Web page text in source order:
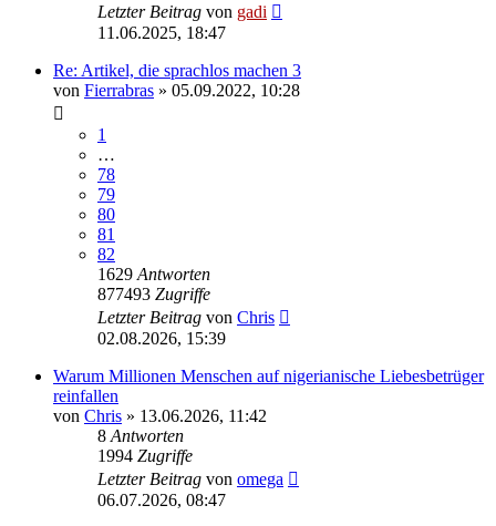
Letzter Beitrag von gadi
11.06.2025, 18:47
Re: Artikel, die sprachlos machen 3
von Fierrabras » 05.09.2022, 10:28
1
…
78
79
80
81
82
1629 Antworten
877493 Zugriffe
Letzter Beitrag von Chris
02.08.2026, 15:39
Warum Millionen Menschen auf nigerianische Liebesbetrüger
reinfallen
von Chris » 13.06.2026, 11:42
8 Antworten
1994 Zugriffe
Letzter Beitrag von omega
06.07.2026, 08:47